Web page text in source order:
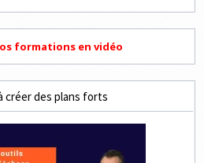
formations en vidéo
créer des plans forts